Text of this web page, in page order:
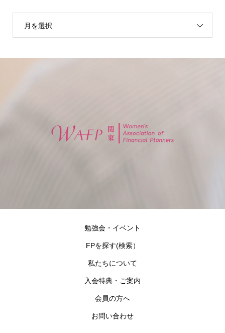
月を選択
勉強会・イベント
FPを探す(検索）
私たちについて
入会特典・ご案内
会員の方へ
お問い合わせ